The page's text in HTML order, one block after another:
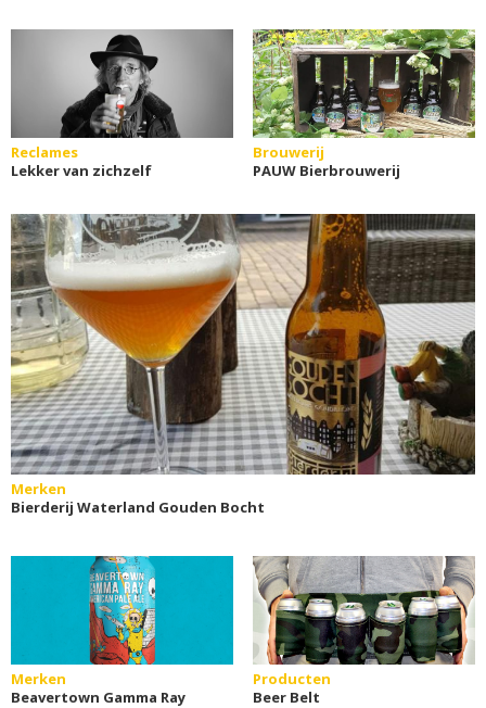
Reclames
Lekker van zichzelf
Brouwerij
PAUW Bierbrouwerij
Merken
Bierderij Waterland Gouden Bocht
Merken
Beavertown Gamma Ray
Producten
Beer Belt